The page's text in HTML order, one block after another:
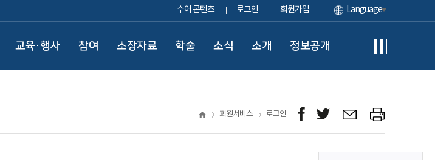
수어 콘텐츠 로그인 회원가입 Language
교육·행사 참여 소장자료 학술 소식 소개 정보공개
회원서비스 로그인